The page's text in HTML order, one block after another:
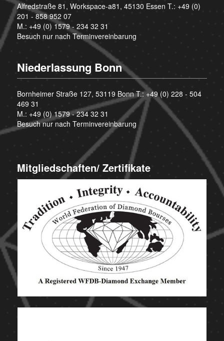
Alfredstraße 81, Workspace-a81, 45130 Essen T.: +49 (0)
201 - 858 952 07
M.: +49 (0) 1579 - 234 32 31
Besuch nur nach Terminvereinbarung
Niederlassung Bonn
Bornheimer Straße 127, 53119 Bonn T.:+49 (0) 228 - 504
469 31
M.: +49 (0) 1579 - 234 32 31
Besuch nur nach Terminvereinbarung
Mitgliedschaften/ Zertifikate